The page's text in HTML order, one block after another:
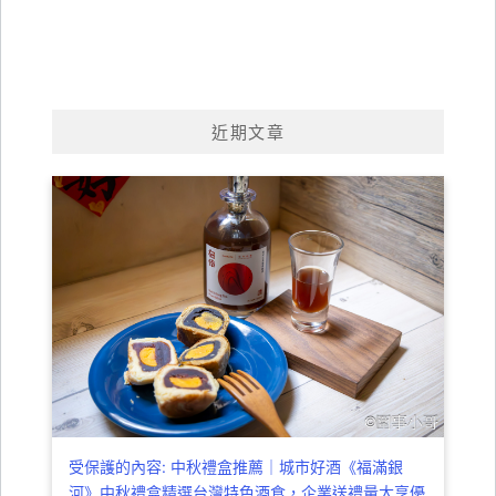
近期文章
受保護的內容: 中秋禮盒推薦｜城市好酒《福滿銀
河》中秋禮盒精選台灣特色酒食，企業送禮量大享優